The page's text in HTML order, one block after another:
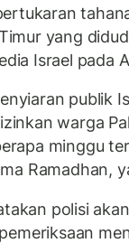
yang
Israel pada
publik
warga
minggu
Ramadhan,
polisi